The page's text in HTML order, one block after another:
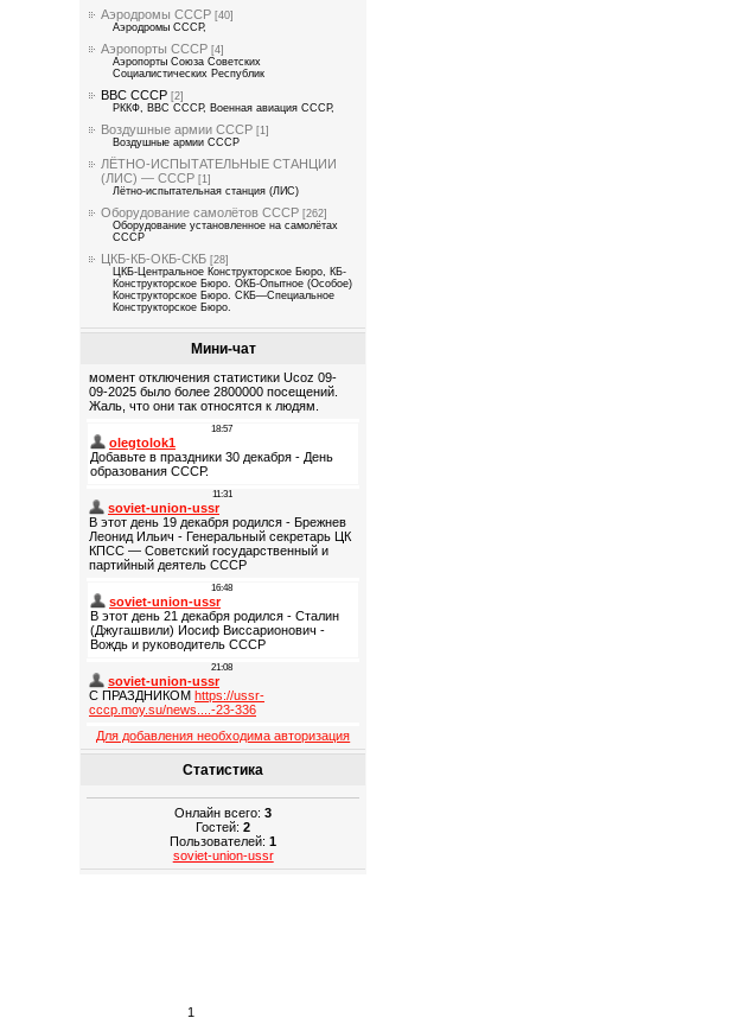
Аэродромы СССР [40]
Аэродромы СССР,
Аэропорты СССР [4]
Аэропорты Союза Советских
Социалистических Республик
ВВС СССР [2]
РККФ, ВВС СССР, Военная авиация СССР,
Воздушные армии СССР [1]
Воздушные армии СССР
ЛЁТНО-ИСПЫТАТЕЛЬНЫЕ СТАНЦИИ
(ЛИС) — СССР [1]
Лётно-испытательная станция (ЛИС)
Оборудование самолётов СССР [262]
Оборудование установленное на самолётах
СССР
ЦКБ-КБ-ОКБ-СКБ [28]
ЦКБ-Центральное Конструкторское Бюро, КБ-
Конструкторское Бюро. ОКБ-Опытное (Особое)
Конструкторское Бюро. СКБ—Специальное
Конструкторское Бюро.
Мини-чат
Для добавления необходима авторизация
Статистика
Онлайн всего:3
Гостей:2
Пользователей:1
soviet-union-ussr
1